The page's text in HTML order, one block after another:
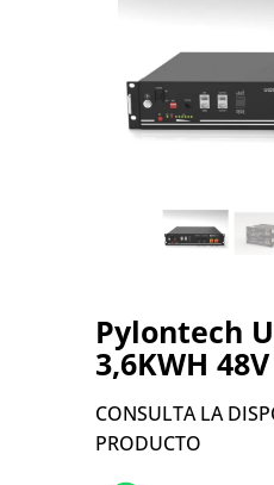
Pylontech
3,6KWH 48V
CONSULTA LA
PRODUCTO